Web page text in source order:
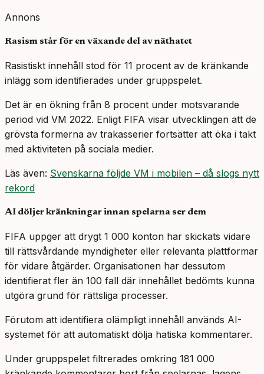
Annons
Rasism står för en växande del av näthatet
Rasistiskt innehåll stod för 11 procent av de kränkande
inlägg som identifierades under gruppspelet.
Det är en ökning från 8 procent under motsvarande
period vid VM 2022. Enligt FIFA visar utvecklingen att de
grövsta formerna av trakasserier fortsätter att öka i takt
med aktiviteten på sociala medier.
Läs även: Svenskarna följde VM i mobilen – då slogs nytt
rekord
AI döljer kränkningar innan spelarna ser dem
FIFA uppger att drygt 1 000 konton har skickats vidare
till rättsvårdande myndigheter eller relevanta plattformar
för vidare åtgärder. Organisationen har dessutom
identifierat fler än 100 fall där innehållet bedömts kunna
utgöra grund för rättsliga processer.
Förutom att identifiera olämpligt innehåll används AI-
systemet för att automatiskt dölja hatiska kommentarer.
Under gruppspelet filtrerades omkring 181 000